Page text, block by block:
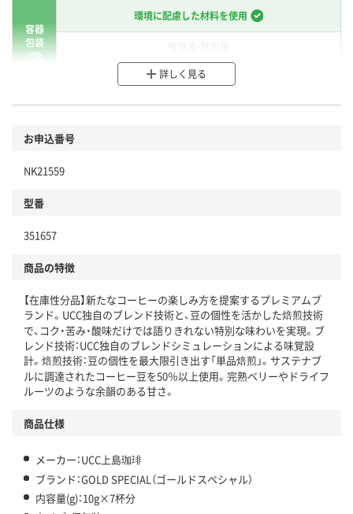
容器
包装
環境に配慮した材料を使用
分別・リサイクルしやすい設計
本体
仕組
この商品の環境配慮ポイントです。下記商品詳細「
アスクル商品環境スコア詳細／加点項目
」で確認できます。
詳しく見る
お申込番号
NK21559
型番
351657
商品の特徴
【在庫性分品】新たなコーヒーの楽しみ方を提案するプレミアムブ
ランド。UCC独自のブレンド技術と、豆の個性を活かした焙煎技術
で、コク・苦み・酸味だけでは語りきれない特別な味わいを実現。ブ
レンド技術：UCC独自のブレンドシミュレーションによる味覚設
計。焙煎技術：豆の個性を最大限引き出す「単品焙煎」。サステナブ
ルに調達されたコーヒー豆を50％以上使用。完熟ベリーやドライフ
ルーツのような余韻のある甘さ。
商品仕様
メーカー：UCC上島珈琲
ブランド：GOLD SPECIAL（ゴールドスペシャル）
内容量(g)：10g×7杯分